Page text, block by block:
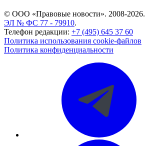
© ООО «Правовые новости». 2008-2026.
ЭЛ № ФС 77 - 79910.
Телефон редакции: +7 (495) 645 37 60
Политика использования cookie-файлов
Политика конфиденциальности